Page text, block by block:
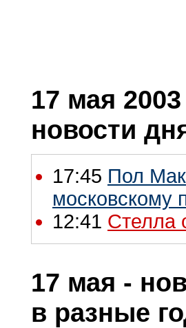
17 мая
новости
17:45 Пол
московскому
12:41 Стелла
17 мая -
в разные